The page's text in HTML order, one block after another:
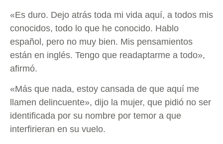
«Es duro. Dejo atrás toda mi vida aquí, a todos mis
conocidos, todo lo que he conocido. Hablo
español, pero no muy bien. Mis pensamientos
están en inglés. Tengo que readaptarme a todo»,
afirmó.
«Más que nada, estoy cansada de que aquí me
llamen delincuente», dijo la mujer, que pidió no ser
identificada por su nombre por temor a que
interfirieran en su vuelo.